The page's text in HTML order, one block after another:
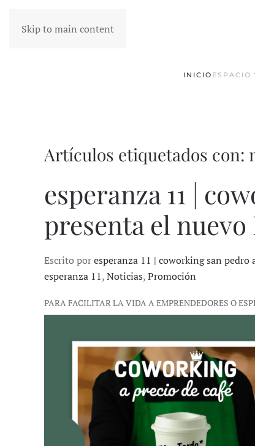
Skip to main content
INICIO ESPACIO
Artículos etiquetados con:
esperanza 11 |
presenta el nuevo
Escrito poresperanza 11 | coworking san pedro
esperanza 11,Noticias,Promoción
PARA FACILITAR LA VIDA A EMPRENDEDORES O